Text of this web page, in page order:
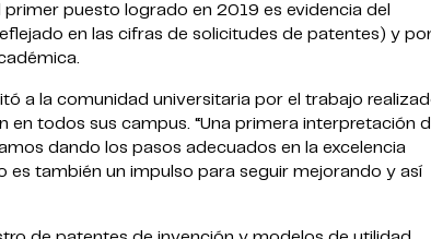
puesto logrado en 2019 es evidencia del
en las cifras de solicitudes de patentes) y
a la comunidad universitaria por el trabajo
todos sus campus. “Una primera interpretación
dando los pasos adecuados en la excelencia
también un impulso para seguir mejorando y así